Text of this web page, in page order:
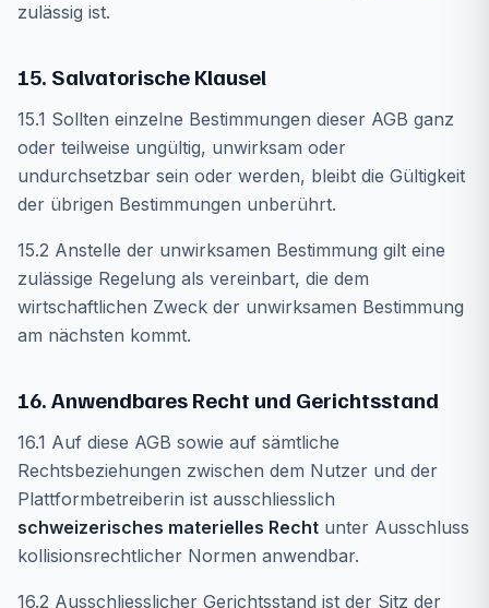
zulässig ist.
15. Salvatorische Klausel
15.1 Sollten einzelne Bestimmungen dieser AGB ganz
oder teilweise ungültig, unwirksam oder
undurchsetzbar sein oder werden, bleibt die Gültigkeit
der übrigen Bestimmungen unberührt.
15.2 Anstelle der unwirksamen Bestimmung gilt eine
zulässige Regelung als vereinbart, die dem
wirtschaftlichen Zweck der unwirksamen Bestimmung
am nächsten kommt.
16. Anwendbares Recht und Gerichtsstand
16.1 Auf diese AGB sowie auf sämtliche
Rechtsbeziehungen zwischen dem Nutzer und der
Plattformbetreiberin ist ausschliesslich
schweizerisches materielles Recht unter Ausschluss
kollisionsrechtlicher Normen anwendbar.
16.2 Ausschliesslicher Gerichtsstand ist der Sitz der